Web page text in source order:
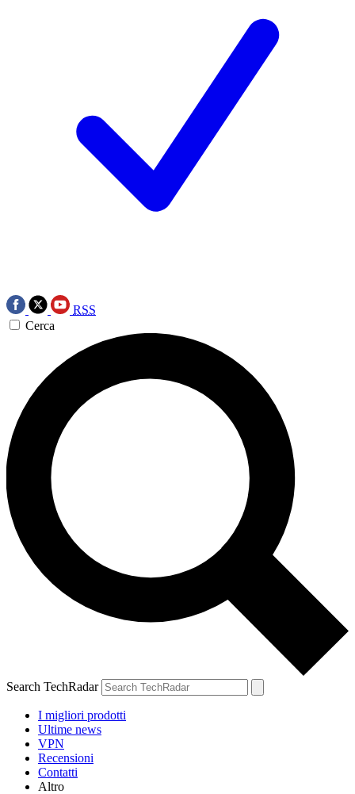
RSS
Cerca
Search TechRadar
I migliori prodotti
Ultime news
VPN
Recensioni
Contatti
Altro